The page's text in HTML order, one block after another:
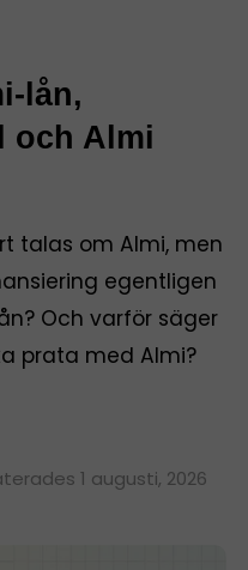
lån,
och Almi
talas om Almi, men
egentligen
Och varför säger
prata med Almi?
1 augusti, 2026